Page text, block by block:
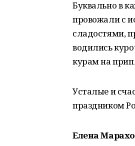
Буквально в
провожали с
сладостями,
водились
курам на
Усталые и
праздником
Елена